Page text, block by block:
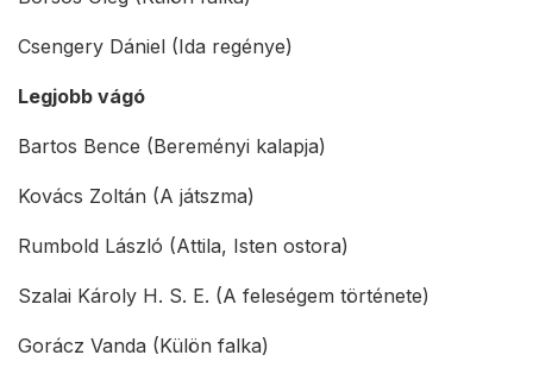
Csengery Dániel (Ida regénye)
Legjobb vágó
Bartos Bence (Bereményi kalapja)
Kovács Zoltán (A játszma)
Rumbold László (Attila, Isten ostora)
Szalai Károly H. S. E. (A feleségem története)
Gorácz Vanda (Külön falka)